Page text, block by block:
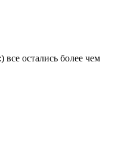
остались более чем